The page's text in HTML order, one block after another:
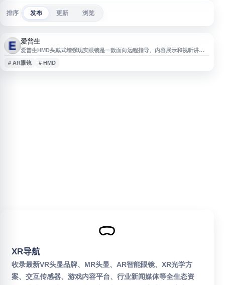
排序 发布 更新 浏览
爱普生
爱普生HMD头戴式增强现实眼镜是一款面向远程指导、内容展示和视听讲解
该产品适用于增强现实展示、作业辅助等应用需求，更多爱普生增强现实眼镜
# AR眼镜 # HMD
XR导航
收录最新VR头显品牌、MR头显、AR智能眼镜、XR光学方
案、交互传感器、游戏内容平台、行业新闻媒体等全生态资